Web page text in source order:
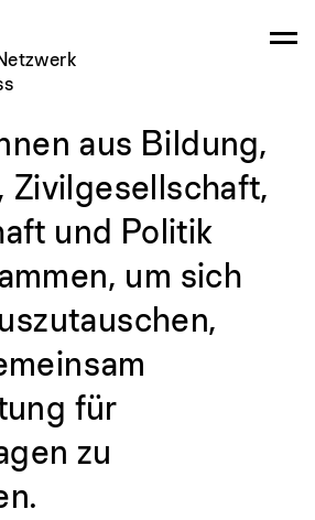
aus Bildung,
und Politik
um sich
für
zu